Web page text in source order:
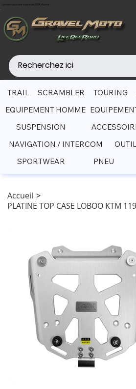
Livraison gratuite à partir de 200€ d'achat
Accueil >
PLATINE TOP CASE LOBOO KTM
TRAIL SCRAMBLER TOURING
EQUIPEMENT HOMME
SUSPENSION
NAVIGATION / INTERCOM
SPORTWEAR
PNEU